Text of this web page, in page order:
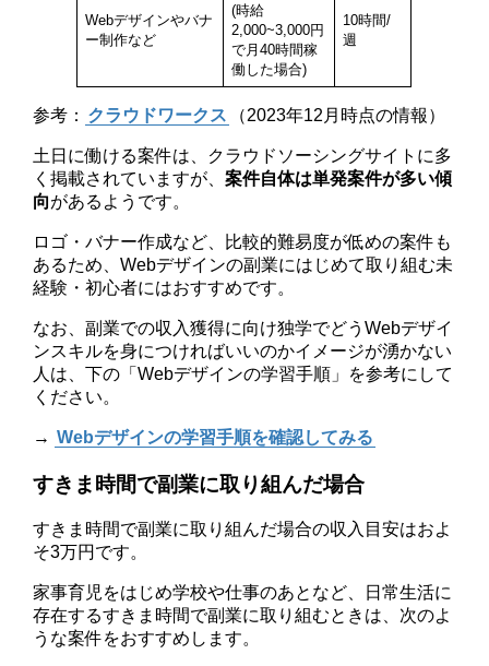
Webデザインやバナ
ー制作など
(時給
2,000~3,000円
で月40時間稼
働した場合)
10時間/
週
参考： クラウドワークス （2023年12月時点の情報）
土日に働ける案件は、クラウドソーシングサイトに多
く掲載されていますが、案件自体は単発案件が多い傾
向があるようです。
ロゴ・バナー作成など、比較的難易度が低めの案件も
あるため、Webデザインの副業にはじめて取り組む未
経験・初心者にはおすすめです。
なお、副業での収入獲得に向け独学でどうWebデザイ
ンスキルを身につければいいのかイメージが湧かない
人は、下の「Webデザインの学習手順」を参考にして
ください。
→ Webデザインの学習手順を確認してみる
すきま時間で副業に取り組んだ場合
すきま時間で副業に取り組んだ場合の収入目安はおよ
そ3万円です。
家事育児をはじめ学校や仕事のあとなど、日常生活に
存在するすきま時間で副業に取り組むときは、次のよ
うな案件をおすすめします。